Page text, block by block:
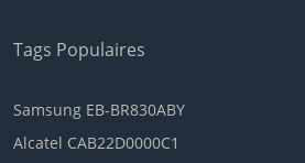
Tags Populaires
Samsung EB-BR830ABY
Alcatel CAB22D0000C1